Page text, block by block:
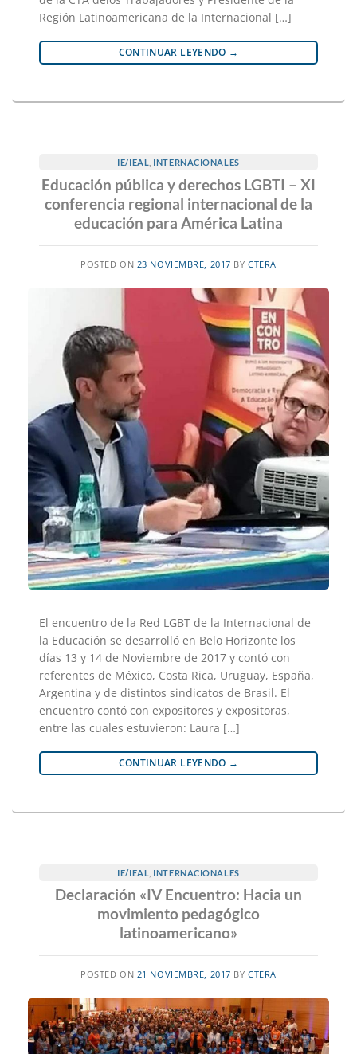
Región Latinoamericana de la Internacional […]
CONTINUAR LEYENDO →
IE/IEAL INTERNACIONALES
Educación pública y derechos LGBTI – XI
conferencia regional internacional de la
educación para América Latina
POSTED ON 23 NOVIEMBRE, 2017 BYCTERA
El encuentro de la Red LGBT de la Internacional de
la Educación se desarrolló en Belo Horizonte los
días 13 y 14 de Noviembre de 2017 y contó con
referentes de México, Costa Rica, Uruguay, España,
Argentina y de distintos sindicatos de Brasil. El
encuentro contó con expositores y expositoras,
entre las cuales estuvieron: Laura […]
CONTINUAR LEYENDO →
IE/IEAL INTERNACIONALES
Declaración «IV Encuentro: Hacia un
movimiento pedagógico
latinoamericano»
POSTED ON 21 NOVIEMBRE, 2017 BYCTERA